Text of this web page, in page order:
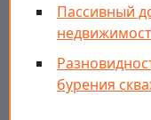
Пассивный
бурения